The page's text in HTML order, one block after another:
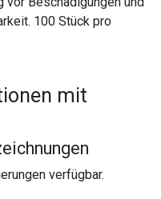
100 Stück pro
mit
verfügbar.